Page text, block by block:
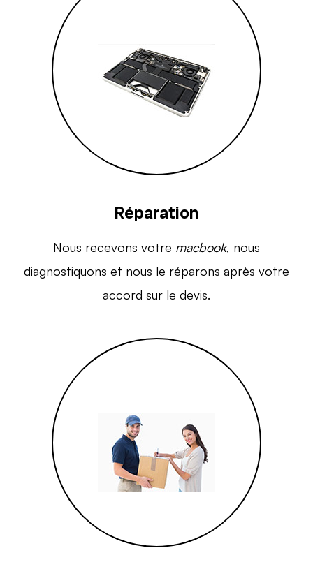
Réparation
Nous recevons votre macbook, nous
diagnostiquons et nous le réparons après votre
accord sur le devis.